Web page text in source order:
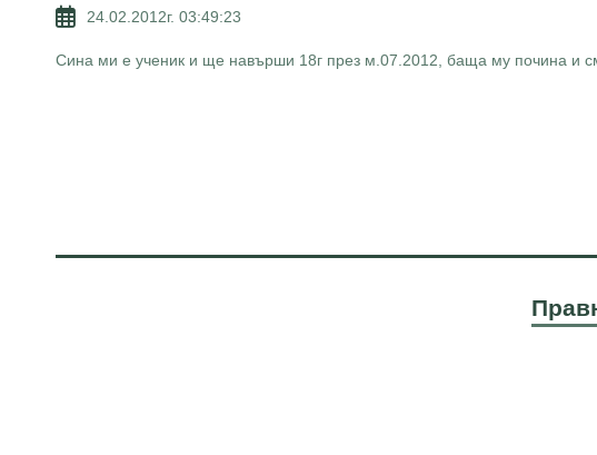
24.02.2012г. 03:49:23
Сина ми е ученик и ще навърши 18г през м.07.2012, баща му почина и